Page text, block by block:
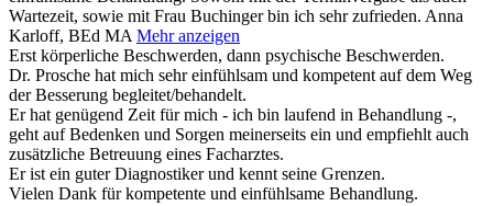
Wartezeit, sowie mit Frau Buchinger bin ich sehr zufrieden. Anna
Karloff, BEd MA Mehr anzeigen
Erst körperliche Beschwerden, dann psychische Beschwerden.
Dr. Prosche hat mich sehr einfühlsam und kompetent auf dem Weg
der Besserung begleitet/behandelt.
Er hat genügend Zeit für mich - ich bin laufend in Behandlung -,
geht auf Bedenken und Sorgen meinerseits ein und empfiehlt auch
zusätzliche Betreuung eines Facharztes.
Er ist ein guter Diagnostiker und kennt seine Grenzen.
Vielen Dank für kompetente und einfühlsame Behandlung.